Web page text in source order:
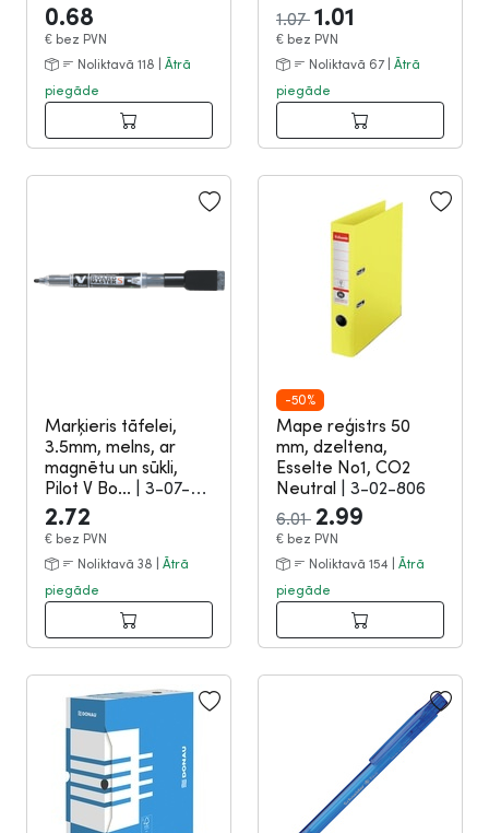
0.68
€ bez PVN
Noliktavā 118 | Ātrā
piegāde
1.07 1.01
€ bez PVN
Noliktavā 67 | Ātrā
piegāde
Marķieris tāfelei,
3.5mm, melns, ar
magnētu un sūkli,
Pilot V Bo...
3-07-
2157
2.72
€ bez PVN
Noliktavā 38 | Ātrā
piegāde
-50%
Mape reģistrs 50
mm, dzeltena,
Esselte No1, CO2
Neutral
3-02-806
6.01 2.99
€ bez PVN
Noliktavā 154 | Ātrā
piegāde